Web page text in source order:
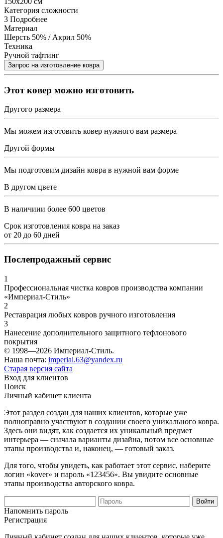
Категория сложности
3 Подробнее
Материал
Шерсть 50% / Акрил 50%
Техника
Ручной тафтинг
Этот ковер можно изготовить
Другого размера
Мы можем изготовить ковер нужного вам размера
Другой формы
Мы подготовим дизайн ковра в нужной вам форме
В другом цвете
В наличиии более 600 цветов
Срок изготовления ковра на заказ
от 20 до 60 дней
Послепродажный сервис
1
Профессиональная чистка ковров производства компании
«Империал-Стиль»
2
Реставрация любых ковров ручного изготовления
3
Нанесение дополнительного защитного тефлонового
покрытия
© 1998—2026 Империал-Стиль.
Наша почта: imperial.63@yandex.ru
Старая версия сайта
Вход для клиентов
Поиск
Личный кабинет клиента
Этот раздел создан для наших клиентов, которые уже
полноправно участвуют в создании своего уникального ковра.
Здесь они видят, как создается их уникальный предмет
интерьера — сначала варианты дизайна, потом все основные
этапы производства и, наконец, — готовый заказ.
Для того, чтобы увидеть, как работает этот сервис, наберите
логин «kover» и пароль «123456». Вы увидите основные
этапы производства авторского ковра.
Напомнить пароль
Регистрация